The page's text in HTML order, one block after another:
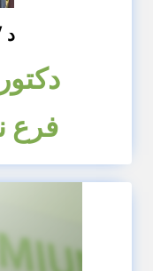
د
فرع